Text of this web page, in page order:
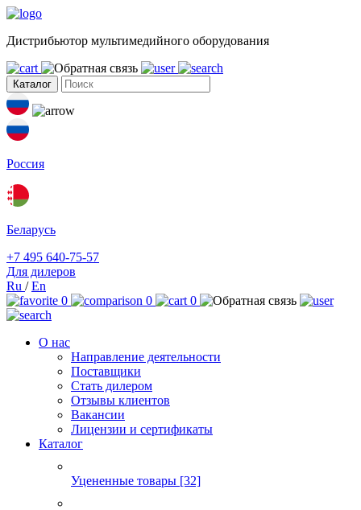
Дистрибьютор мультимедийного оборудования
Каталог
Россия
Беларусь
+7 495 640-75-57
Для дилеров
Ru /En
0
0 0
О нас
Направление деятельности
Поставщики
Стать дилером
Отзывы клиентов
Вакансии
Лицензии и сертификаты
Каталог
Уцененные товары [32]